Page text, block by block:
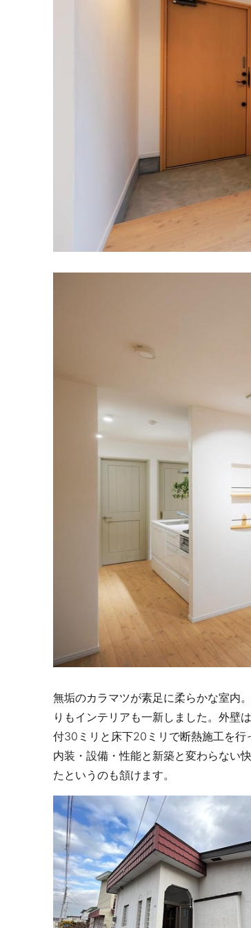
無垢のカラマツが素足に柔らかな室内
りもインテリアも一新しました。外壁
付30ミリと床下20ミリで断熱施工を行
内装・設備・性能と新築と変わらない
たというのも頷けます。